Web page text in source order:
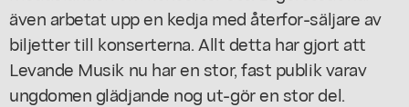
även arbetat upp en kedja med återfor-säljare av
biljetter till konserterna. Allt detta har gjort att
Levande Musik nu har en stor, fast publik varav
ungdomen glädjande nog ut-gör en stor del.